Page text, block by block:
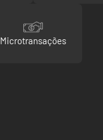
Microtransações